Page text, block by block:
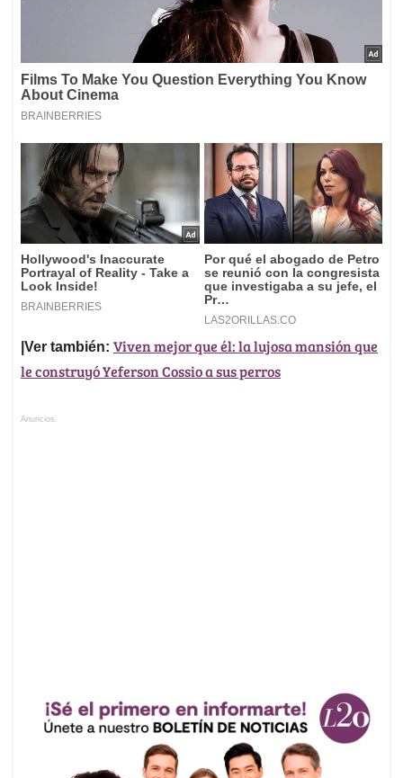
|Ver también: Viven mejor que él: la lujosa mansión que
le construyó Yeferson Cossio a sus perros
Anuncios.